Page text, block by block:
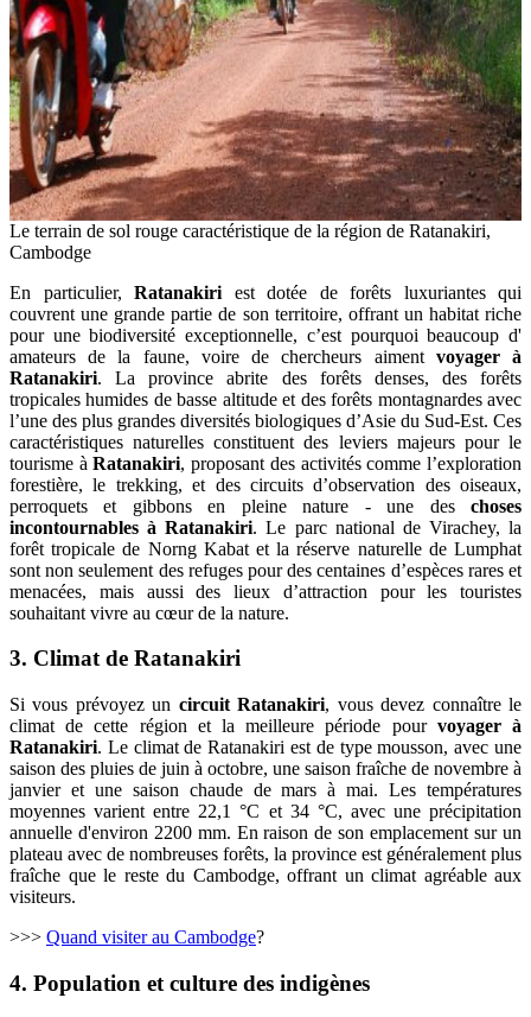
Le terrain de sol rouge caractéristique de la région de Ratanakiri,
Cambodge
En particulier, Ratanakiri est dotée de forêts luxuriantes qui
couvrent une grande partie de son territoire, offrant un habitat riche
pour une biodiversité exceptionnelle, c’est pourquoi beaucoup d'
amateurs de la faune, voire de chercheurs aiment voyager à
Ratanakiri. La province abrite des forêts denses, des forêts
tropicales humides de basse altitude et des forêts montagnardes avec
l’une des plus grandes diversités biologiques d’Asie du Sud-Est. Ces
caractéristiques naturelles constituent des leviers majeurs pour le
tourisme àRatanakiri, proposant des activités comme l’exploration
forestière, le trekking, et des circuits d’observation des oiseaux,
perroquets et gibbons en pleine nature - une des choses
incontournables à Ratanakiri. Le parc national de Virachey, la
forêt tropicale de Norng Kabat et la réserve naturelle de Lumphat
sont non seulement des refuges pour des centaines d’espèces rares et
menacées, mais aussi des lieux d’attraction pour les touristes
souhaitant vivre au cœur de la nature.
3. Climat de Ratanakiri
Si vous prévoyez un circuit Ratanakiri, vous devez connaître le
climat de cette région et la meilleure période pour voyager à
Ratanakiri. Le climat de Ratanakiri est de type mousson, avec une
saison des pluies de juin à octobre, une saison fraîche de novembre à
janvier et une saison chaude de mars à mai. Les températures
moyennes varient entre 22,1 °C et 34 °C, avec une précipitation
annuelle d'environ 2200 mm. En raison de son emplacement sur un
plateau avec de nombreuses forêts, la province est généralement plus
fraîche que le reste du Cambodge, offrant un climat agréable aux
visiteurs.
>>> Quand visiter au Cambodge?
4. Population et culture des indigènes